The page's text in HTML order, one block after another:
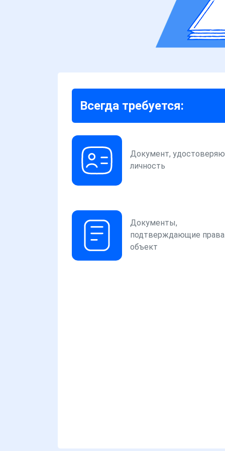
Всегда требуется:
Документ,
личность
Документы,
подтверждающие права
объект